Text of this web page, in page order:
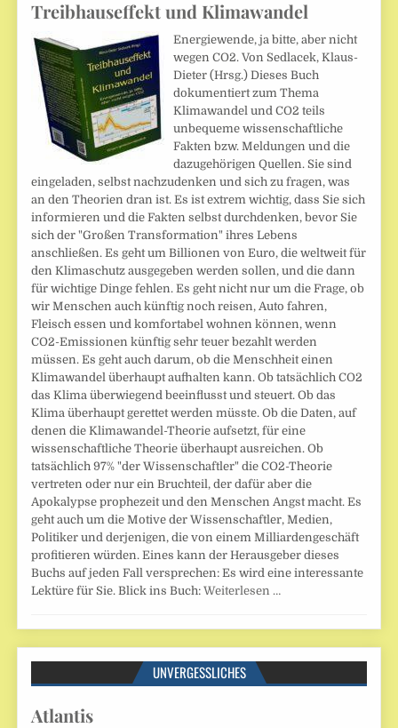
Treibhauseffekt und Klimawandel
Energiewende, ja bitte, aber nicht
wegen CO2. Von Sedlacek, Klaus-
Dieter (Hrsg.) Dieses Buch
dokumentiert zum Thema
Klimawandel und CO2 teils
unbequeme wissenschaftliche
Fakten bzw. Meldungen und die
dazugehörigen Quellen. Sie sind
eingeladen, selbst nachzudenken und sich zu fragen, was
an den Theorien dran ist. Es ist extrem wichtig, dass Sie sich
informieren und die Fakten selbst durchdenken, bevor Sie
sich der "Großen Transformation" ihres Lebens
anschließen. Es geht um Billionen von Euro, die weltweit für
den Klimaschutz ausgegeben werden sollen, und die dann
für wichtige Dinge fehlen. Es geht nicht nur um die Frage, ob
wir Menschen auch künftig noch reisen, Auto fahren,
Fleisch essen und komfortabel wohnen können, wenn
CO2-Emissionen künftig sehr teuer bezahlt werden
müssen. Es geht auch darum, ob die Menschheit einen
Klimawandel überhaupt aufhalten kann. Ob tatsächlich CO2
das Klima überwiegend beeinflusst und steuert. Ob das
Klima überhaupt gerettet werden müsste. Ob die Daten, auf
denen die Klimawandel-Theorie aufsetzt, für eine
wissenschaftliche Theorie überhaupt ausreichen. Ob
tatsächlich 97% "der Wissenschaftler" die CO2-Theorie
vertreten oder nur ein Bruchteil, der dafür aber die
Apokalypse prophezeit und den Menschen Angst macht. Es
geht auch um die Motive der Wissenschaftler, Medien,
Politiker und derjenigen, die von einem Milliardengeschäft
profitieren würden. Eines kann der Herausgeber dieses
Buchs auf jeden Fall versprechen: Es wird eine interessante
Lektüre für Sie. Blick ins Buch:Weiterlesen …
UNVERGESSLICHES
Atlantis